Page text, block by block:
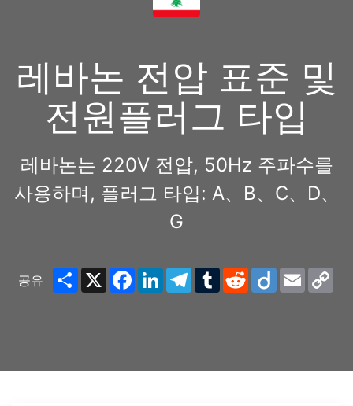
레바논 전압 표준 및
전원플러그 타입
레바논는 220V 전압, 50Hz 주파수를
사용하며, 플러그 타입: A、B、C、D、
G
공유 ShareX Facebook
LinkedInTelegram
TumblrRedditDiigo Email